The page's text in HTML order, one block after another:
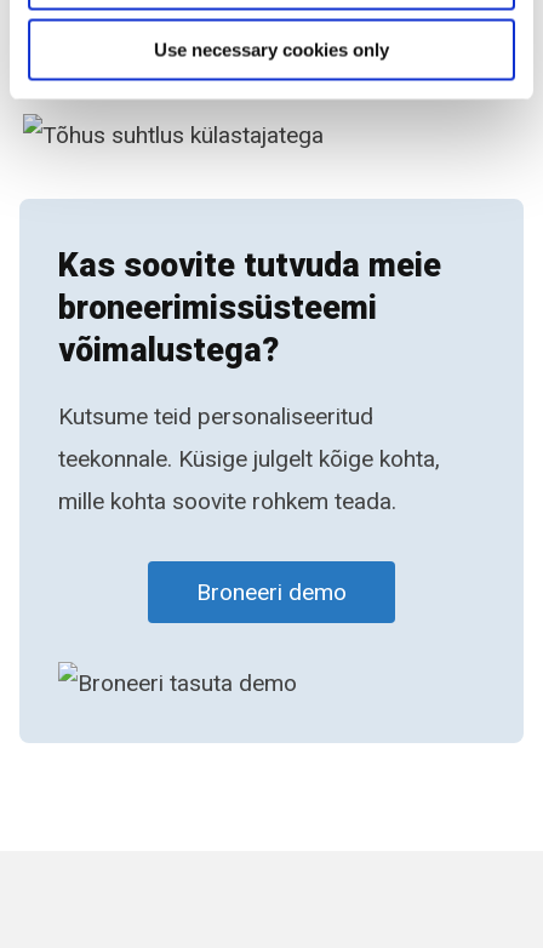
Use necessary cookies only
väärtustatuna ja et neile antakse asjakohast
teavet igas etapis.
Kas soovite tutvuda meie
broneerimissüsteemi
võimalustega?
Kutsume teid personaliseeritud
teekonnale. Küsige julgelt kõige kohta,
mille kohta soovite rohkem teada.
Broneeri demo